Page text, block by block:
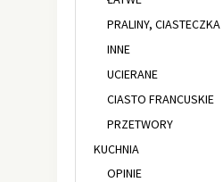
PRALINY,
INNE
UCIERANE
CIASTO FRANCUSKIE
PRZETWORY
KUCHNIA
OPINIE